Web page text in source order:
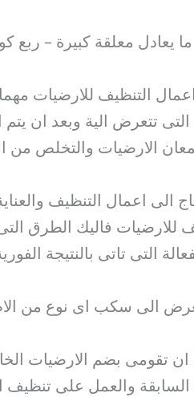
التنظيف للارضيات
التى تتعرض الية وبعد
الارضيات والتخلص
اعمال التنظيف
للارضيات فاليك الطرق
التى تاتى بالنتيجة
تعرض الى سكب اى نوع من
ان تقومى بضم
والعمل على تنظيف